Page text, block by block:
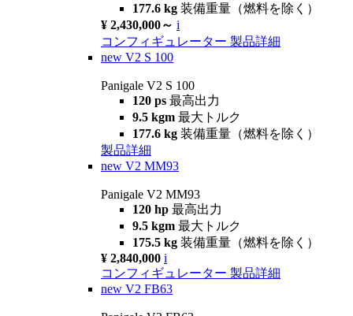
177.6 kg 装備重量（燃料を除く）
¥ 2,430,000～ i
コンフィギュレーター 製品詳細
new V2 S 100
Panigale V2 S 100
120 ps 最高出力
9.5 kgm 最大トルク
177.6 kg 装備重量（燃料を除く）
製品詳細
new V2 MM93
Panigale V2 MM93
120 hp 最高出力
9.5 kgm 最大トルク
175.5 kg 装備重量（燃料を除く）
¥ 2,840,000 i
コンフィギュレーター 製品詳細
new V2 FB63